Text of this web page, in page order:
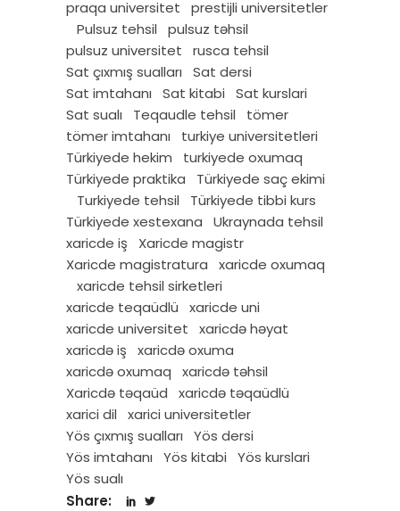
praqa universitet
prestijli universitetler
Pulsuz tehsil
pulsuz təhsil
pulsuz universitet
rusca tehsil
Sat çıxmış sualları
Sat dersi
Sat imtahanı
Sat kitabi
Sat kurslari
Sat sualı
Teqaudle tehsil
tömer
tömer imtahanı
turkiye universitetleri
Türkiyede hekim
turkiyede oxumaq
Türkiyede praktika
Türkiyede saç ekimi
Turkiyede tehsil
Türkiyede tibbi kurs
Türkiyede xestexana
Ukraynada tehsil
xaricde iş
Xaricde magistr
Xaricde magistratura
xaricde oxumaq
xaricde tehsil sirketleri
xaricde teqaüdlü
xaricde uni
xaricde universitet
xaricdə həyat
xaricdə iş
xaricdə oxuma
xaricdə oxumaq
xaricdə təhsil
Xaricdə təqaüd
xaricdə təqaüdlü
xarici dil
xarici universitetler
Yös çıxmış sualları
Yös dersi
Yös imtahanı
Yös kitabi
Yös kurslari
Yös sualı
Share: